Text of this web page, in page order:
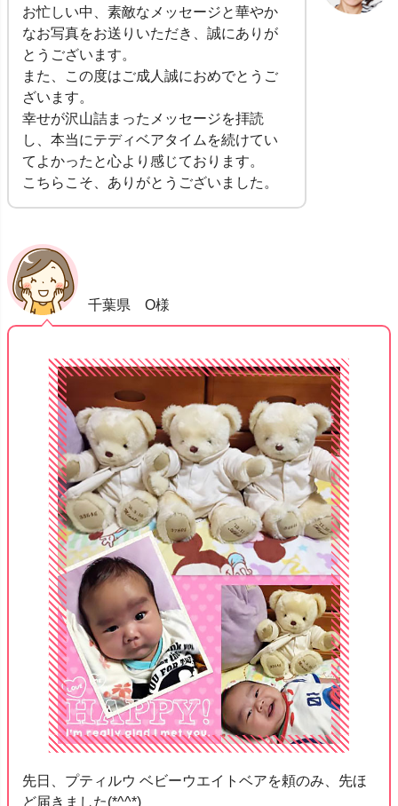
お忙しい中、素敵なメッセージと華やか
なお写真をお送りいただき、誠にありが
とうございます。
また、この度はご成人誠におめでとうご
ざいます。
幸せが沢山詰まったメッセージを拝読
し、本当にテディベアタイムを続けてい
てよかったと心より感じております。
こちらこそ、ありがとうございました。
千葉県 O様
先日、プティルウ ベビーウエイトベアを頼のみ、先ほ
ど届きました(*^^*)